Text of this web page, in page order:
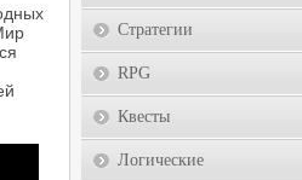
Стратегии
RPG
Квесты
Логические